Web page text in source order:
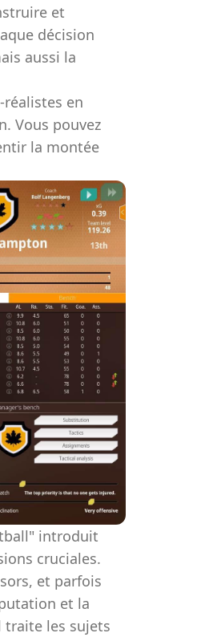
et
décision
aussi la
en
Vous pouvez
la montée
introduit
cruciales.
et parfois
et la
traite les sujets